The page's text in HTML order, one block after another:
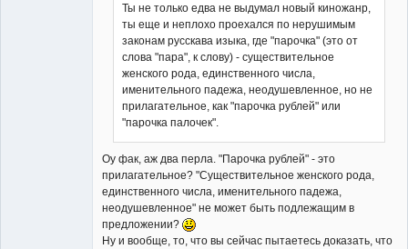
Ты не только едва не выдумал новый киножанр,
ты еще и неплохо проехался по нерушимым
законам русскава изыка, где "парочка" (это от
слова "пара", к слову) - существительное
женского рода, единственного числа,
именительного падежа, неодушевленное, но не
прилагательное, как "парочка рублей" или
"парочка палочек".
Оу фак, аж два перла. "Парочка рублей" - это
прилагательное? "Существительное женского рода,
единственного числа, именительного падежа,
неодушевленное" не может быть подлежащим в
предложении?
Ну и вообще, то, что вы сейчас пытаетесь доказать, что